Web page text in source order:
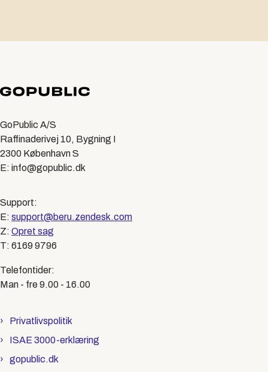
GoPublic A/S
Raffinaderivej 10, Bygning I
2300 København S
E: info@gopublic.dk
Support:
E:support@beru.zendesk.com
Z:Opret sag
T: 6169 9796
Telefontider:
Man - fre 9.00 - 16.00
Privatlivspolitik
ISAE 3000-erklæring
gopublic.dk